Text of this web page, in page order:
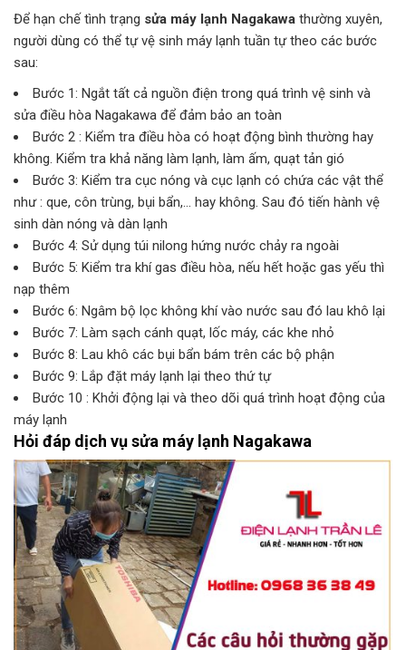
Để hạn chế tình trạng sửa máy lạnh Nagakawa thường xuyên,
người dùng có thể tự vệ sinh máy lạnh tuần tự theo các bước
sau:
Bước 1: Ngắt tất cả nguồn điện trong quá trình vệ sinh và
sửa điều hòa Nagakawa để đảm bảo an toàn
Bước 2 : Kiểm tra điều hòa có hoạt động bình thường hay
không. Kiểm tra khả năng làm lạnh, làm ấm, quạt tản gió
Bước 3: Kiểm tra cục nóng và cục lạnh có chứa các vật thể
như : que, côn trùng, bụi bẩn,… hay không. Sau đó tiến hành vệ
sinh dàn nóng và dàn lạnh
Bước 4: Sử dụng túi nilong hứng nước chảy ra ngoài
Bước 5: Kiểm tra khí gas điều hòa, nếu hết hoặc gas yếu thì
nạp thêm
Bước 6: Ngâm bộ lọc không khí vào nước sau đó lau khô lại
Bước 7: Làm sạch cánh quạt, lốc máy, các khe nhỏ
Bước 8: Lau khô các bụi bẩn bám trên các bộ phận
Bước 9: Lắp đặt máy lạnh lại theo thứ tự
Bước 10 : Khởi động lại và theo dõi quá trình hoạt động của
máy lạnh
Hỏi đáp dịch vụ sửa máy lạnh Nagakawa